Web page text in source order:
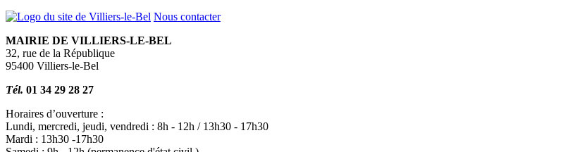
Nous contacter
MAIRIE DE VILLIERS-LE-BEL
32, rue de la République
95400 Villiers-le-Bel
Tél. 01 34 29 28 27
Horaires d’ouverture :
Lundi, mercredi, jeudi, vendredi : 8h - 12h / 13h30 - 17h30
Mardi : 13h30 -17h30